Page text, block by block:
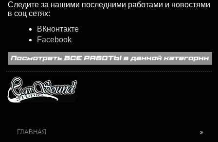
Следите за нашими последними работами и новостями
в соц сетях:
ВКнонтакте
Facebook
ГЛАВНАЯ